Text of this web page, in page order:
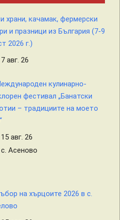
храни, качамак, фермерски
и празници из България (7-9
2026 г.)
7 авг. 26
кулинарно-
фестивал „Банатски
– традициите на моето
15 авг. 26
с. Асеново
на хърцоите 2026 в с.